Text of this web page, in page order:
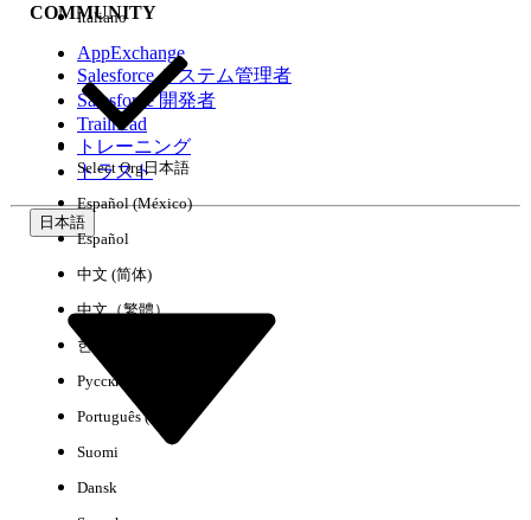
環境
COMMUNITY
AppExchange
Salesforce システム管理者
Salesforce 開発者
Trailhead
トレーニング
トラスト
日本語
Italiano
Select Org日本語
Español (México)
Español
中文 (简体)
中文（繁體）
한국어
Русский
Português (Brasil)
Suomi
Dansk